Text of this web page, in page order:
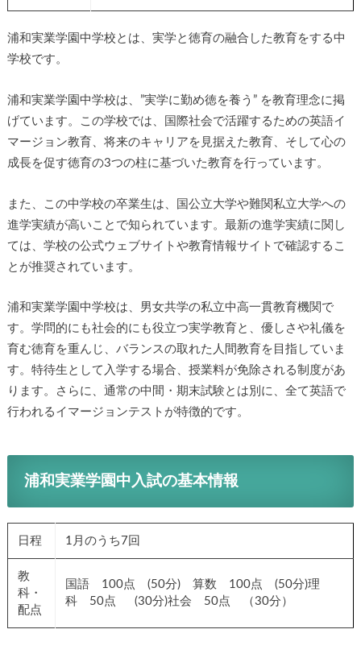
浦和実業学園中学校とは、実学と徳育の融合した教育をする中
学校です。
浦和実業学園中学校は、”実学に勤め徳を養う” を教育理念に掲
げています。この学校では、国際社会で活躍するための英語イ
マージョン教育、将来のキャリアを見据えた教育、そして心の
成長を促す徳育の3つの柱に基づいた教育を行っています。
また、この中学校の卒業生は、国公立大学や難関私立大学への
進学実績が高いことで知られています。最新の進学実績に関し
ては、学校の公式ウェブサイトや教育情報サイトで確認するこ
とが推奨されています。
浦和実業学園中学校は、男女共学の私立中高一貫教育機関で
す。学問的にも社会的にも役立つ実学教育と、優しさや礼儀を
育む徳育を重んじ、バランスの取れた人間教育を目指していま
す。特待生として入学する場合、授業料が免除される制度があ
ります。さらに、通常の中間・期末試験とは別に、全て英語で
行われるイマージョンテストが特徴的です。
浦和実業学園中入試の基本情報
日程 1月のうち7回
教
科・
配点
国語 100点 (50分) 算数 100点 (50分)理
科 50点 (30分)社会 50点 （30分）